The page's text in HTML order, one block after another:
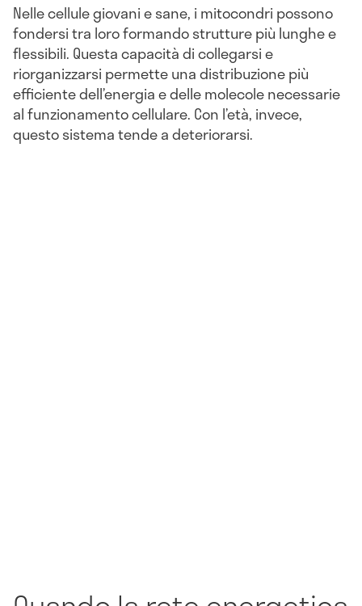
Nelle cellule giovani e sane, i mitocondri possono
fondersi tra loro formando strutture più lunghe e
flessibili. Questa capacità di collegarsi e
riorganizzarsi permette una distribuzione più
efficiente dell’energia e delle molecole necessarie
al funzionamento cellulare. Con l’età, invece,
questo sistema tende a deteriorarsi.